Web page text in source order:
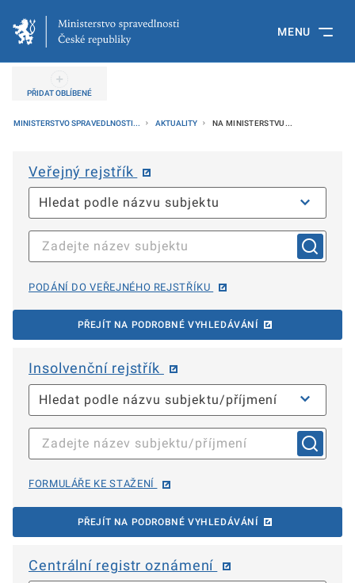
MENU
PŘIDAT OBLÍBENÉ
MINISTERSTVO SPRAVEDLNOSTI... AKTUALITY NA MINISTERSTVU...
Veřejný rejstřík
PODÁNÍ DO VEŘEJNÉHO REJSTŘÍKU
PŘEJÍT NA PODROBNÉ VYHLEDÁVÁNÍ
Insolvenční rejstřík
FORMULÁŘE KE STAŽENÍ
PŘEJÍT NA PODROBNÉ VYHLEDÁVÁNÍ
Centrální registr oznámení